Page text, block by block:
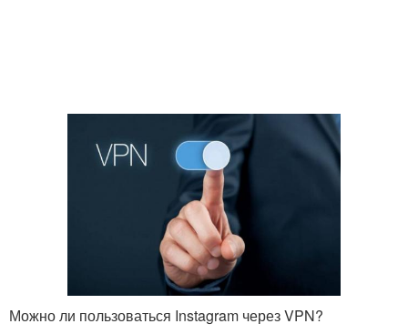
Можно ли пользоваться Instagram через VPN?